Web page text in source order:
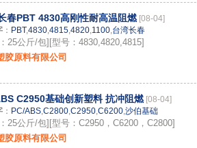
春PBT 4830高刚性耐高温阻燃 [08-04]
： PBT,4830,4815,4820,1100,台湾长春
25公斤/包][型号：4830,4820,4815]
胶原料有限公司
C2950基础创新塑料 抗冲阻燃 [08-04]
： PC/ABS,C2800,C2950,C6200,沙伯基础
25公斤/包][型号：C2950，C6200，C2800]
胶原料有限公司